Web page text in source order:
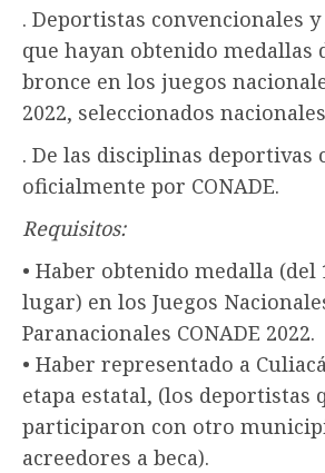
. Deportistas convencionales
que hayan obtenido medallas
bronce en los juegos
2022, seleccionados
. De las disciplinas deportivas
oficialmente por CONADE.
Requisitos:
• Haber obtenido medalla (del
lugar) en los Juegos
Paranacionales CONADE 2022.
• Haber representado a
etapa estatal, (los deportistas
participaron con otro
acreedores a beca).